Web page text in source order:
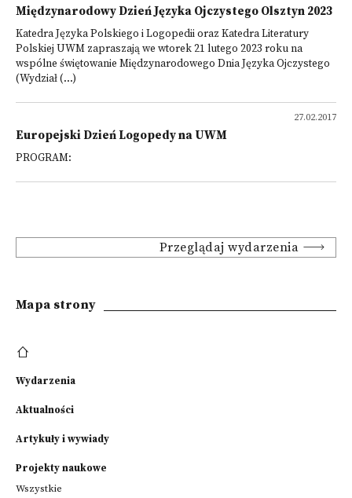
Międzynarodowy Dzień Języka Ojczystego Olsztyn 2023
Katedra Języka Polskiego i Logopedii oraz Katedra Literatury
Polskiej UWM zapraszają we wtorek 21 lutego 2023 roku na
wspólne świętowanie Międzynarodowego Dnia Języka Ojczystego
(Wydział (...)
27.02.2017
Europejski Dzień Logopedy na UWM
PROGRAM:
Przeglądaj wydarzenia
Mapa strony
Wydarzenia
Aktualności
Artykuły i wywiady
Projekty naukowe
Wszystkie